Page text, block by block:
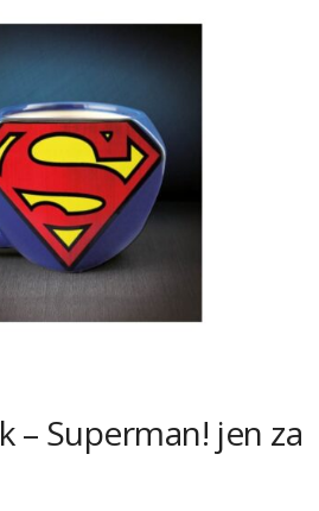
– Superman! jen za